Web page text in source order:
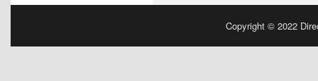
Copyright © 2022